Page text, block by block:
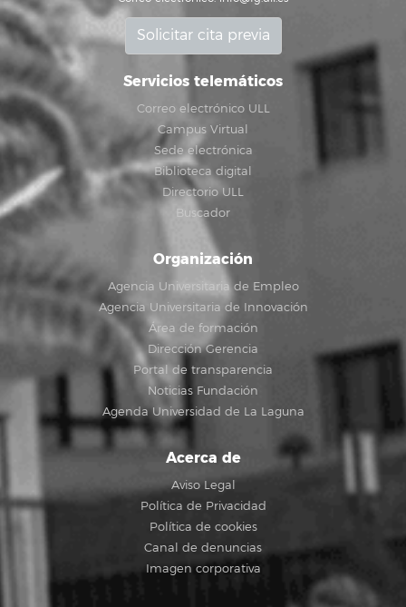
Solicitar cita previa
Servicios telemáticos
Correo electrónico ULL
Campus Virtual
Sede electrónica
Biblioteca digital
Directorio ULL
Buscador
Organización
Agencia Universitaria de Empleo
Agencia Universitaria de Innovación
Área de formación
Dirección Gerencia
Portal de transparencia
Noticias Fundación
Agenda Universidad de La Laguna
Acerca de
Aviso Legal
Política de Privacidad
Política de cookies
Canal de denuncias
Imagen corporativa